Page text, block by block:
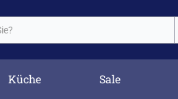
Küche Sale